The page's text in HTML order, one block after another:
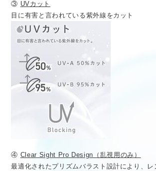
③ UVカット
目に有害と言われている紫外線をカット
④ Clear Sight Pro Design（乱視用のみ）
最適化されたプリズムバラスト設計により、レ